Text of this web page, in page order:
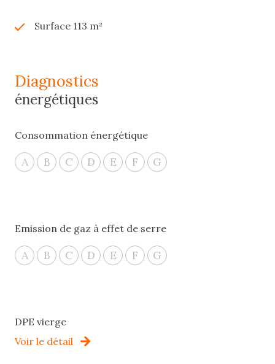
Surface 113 m²
diagnostics
énergétiques
Consommation énergétique
A B C D E F G
Emission de gaz à effet de serre
A B C D E F G
DPE vierge
Voir le détail